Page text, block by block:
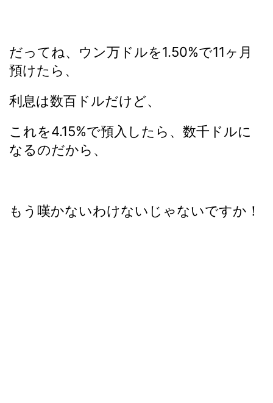
だってね、ウン万ドルを1.50%で11ヶ月
預けたら、
利息は数百ドルだけど、
これを4.15%で預入したら、数千ドルに
なるのだから、
もう嘆かないわけないじゃないですか！